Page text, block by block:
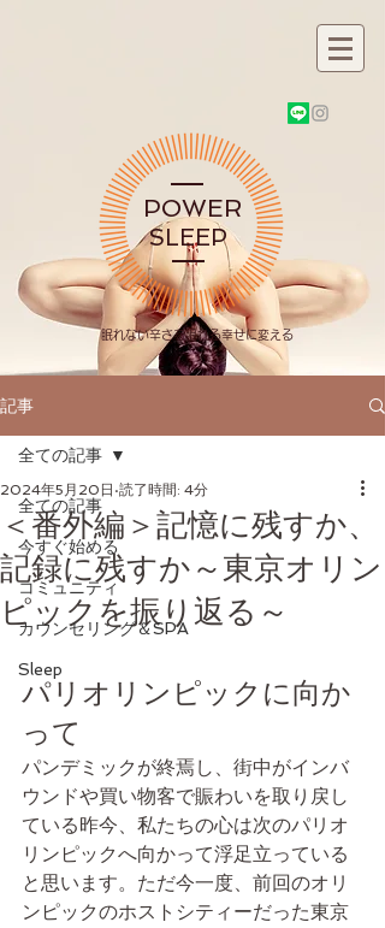
POWER
SLEEP
​眠れない辛さを眠れる幸せに変える
記事
全ての記事
今すぐ始める
コミュニティ
カウンセリング＆SPA
Sleep
全ての記事
＜番外編＞記憶に残すか、
記録に残すか～東京オリン
ピックを振り返る～
2024年5月20日 読了時間: 4分
パリオリンピックに向か
って
パンデミックが終焉し、街中がインバ
ウンドや買い物客で賑わいを取り戻し
ている昨今、私たちの心は次のパリオ
リンピックへ向かって浮足立っている
と思います。ただ今一度、前回のオリ
ンピックのホストシティーだった東京